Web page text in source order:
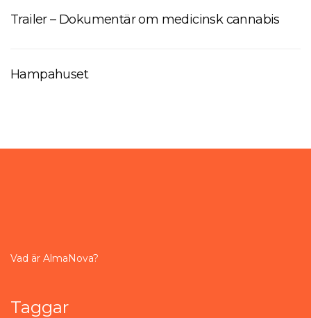
Trailer – Dokumentär om medicinsk cannabis
Hampahuset
Vad är AlmaNova?
Taggar